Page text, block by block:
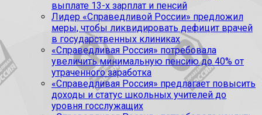
выплате 13-х зарплат и пенсий
Лидер «Справедливой России» предложил
меры, чтобы ликвидировать дефицит врачей
в государственных клиниках
«Справедливая Россия» потребовала
увеличить минимальную пенсию до 40% от
утраченного заработка
«Справедливая Россия» предлагает повысить
доходы и статус школьных учителей до
уровня госслужащих